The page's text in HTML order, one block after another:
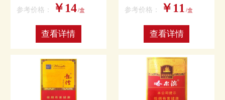
参考价格： ￥14/盒
查看详情
参考价格： ￥11 /盒
查看详情